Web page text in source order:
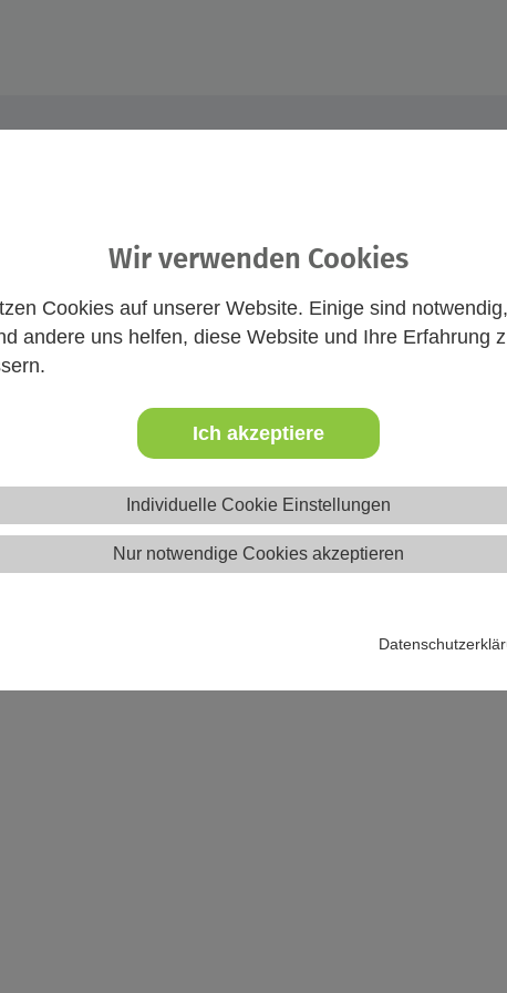
Wir verwenden Cookies
Cookies auf unserer Website. Einige sind notwendig,
andere uns helfen, diese Website und Ihre Erfahrung
Ich akzeptiere
Individuelle Cookie Einstellungen
Nur notwendige Cookies akzeptieren